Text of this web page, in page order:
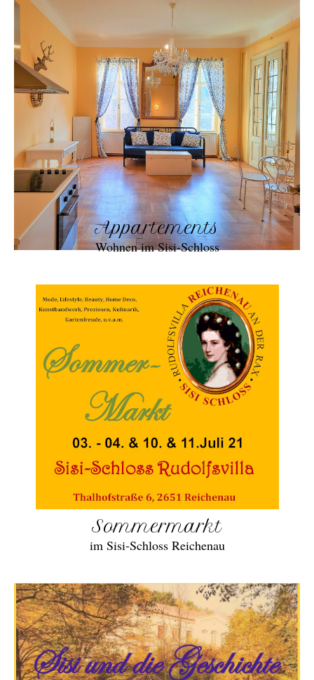
Appartements
Wohnen im Sisi-Schloss
Sommermarkt
im Sisi-Schloss Reichenau